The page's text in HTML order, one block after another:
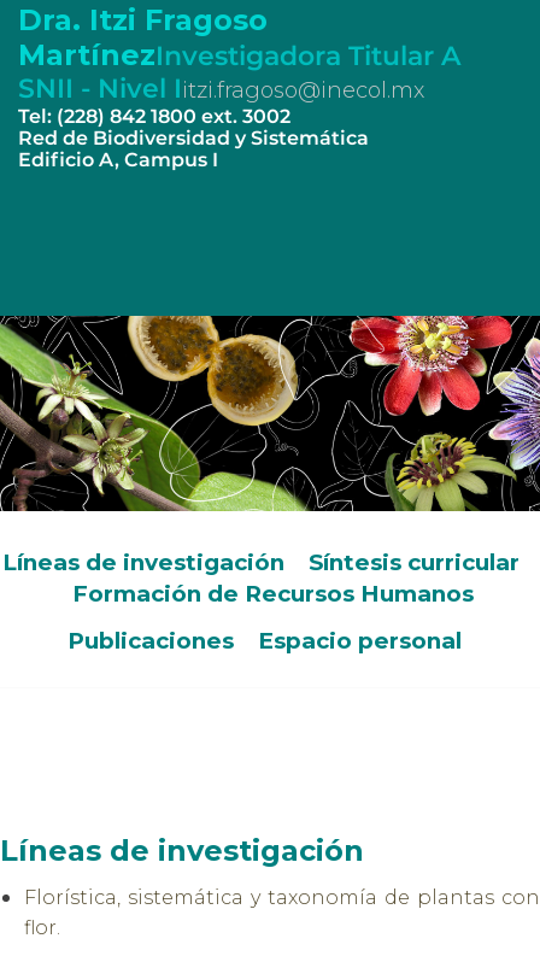
Dra. Itzi Fragoso
MartínezInvestigadora Titular A
SNII - Nivel Iitzi.fragoso@inecol.mx
Tel: (228) 842 1800 ext. 3002
Red de Biodiversidad y Sistemática
Edificio A, Campus I
Líneas de investigación
Síntesis curricular
Formación de Recursos Humanos
Publicaciones
Espacio personal
Líneas de investigación
Florística, sistemática y taxonomía de plantas con
flor.